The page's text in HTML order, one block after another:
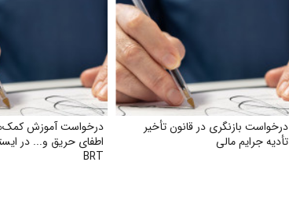
درخواست بازنگری در قانون تأخیر
تأدیه جرایم مالی
درخواست آموزش
اطفای حریق و... در
BRT